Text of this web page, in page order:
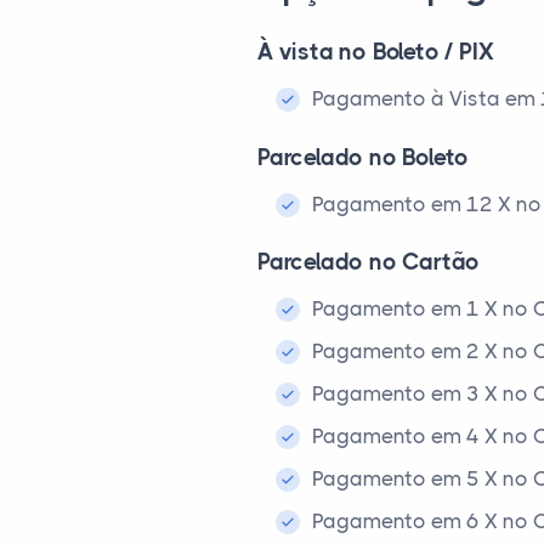
À vista no Boleto / PIX
Pagamento à Vista em
Parcelado no Boleto
Pagamento em 12 X
Parcelado no Cartão
Pagamento em 1 X no
Pagamento em 2 X no
Pagamento em 3 X no
Pagamento em 4 X no
Pagamento em 5 X no
Pagamento em 6 X no